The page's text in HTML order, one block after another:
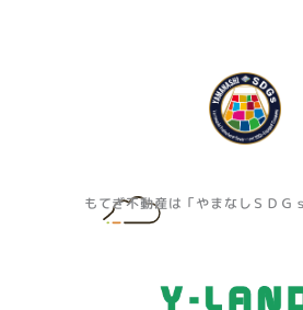
もてぎ不動産は「やまなしＳＤＧ